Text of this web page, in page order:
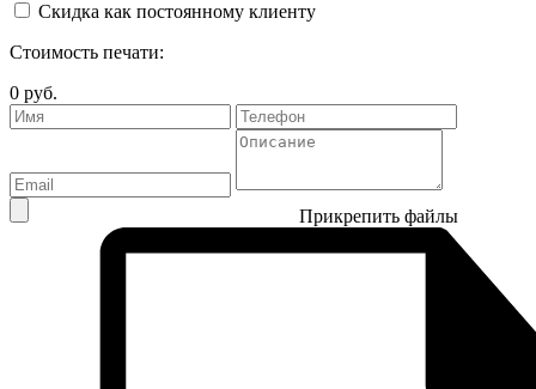
Скидка как постоянному клиенту
Стоимость печати:
0 руб.
Прикрепить файлы